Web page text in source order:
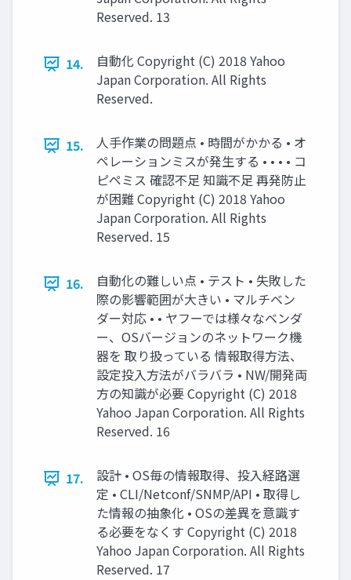
Reserved. 13
14.
自動化 Copyright (C) 2018 Yahoo
Japan Corporation. All Rights
Reserved.
15.
人手作業の問題点 • 時間がかかる • オ
ペレーションミスが発生する • • • • コ
ピペミス 確認不足 知識不足 再発防止
が困難 Copyright (C) 2018 Yahoo
Japan Corporation. All Rights
Reserved. 15
16.
自動化の難しい点 • テスト • 失敗した
際の影響範囲が大きい • マルチベン
ダー対応 • • ヤフーでは様々なベンダ
ー、OSバージョンのネットワーク機
器を 取り扱っている 情報取得方法、
設定投入方法がバラバラ • NW/開発両
方の知識が必要 Copyright (C) 2018
Yahoo Japan Corporation. All Rights
Reserved. 16
17.
設計 • OS毎の情報取得、投入経路選
定 • CLI/Netconf/SNMP/API • 取得し
た情報の抽象化 • OSの差異を意識す
る必要をなくす Copyright (C) 2018
Yahoo Japan Corporation. All Rights
Reserved. 17